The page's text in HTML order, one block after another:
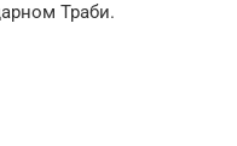
Траби.